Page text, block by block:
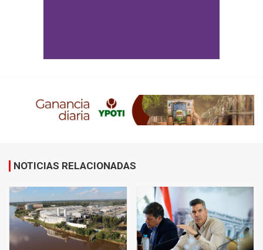
NOTICIAS RELACIONADAS